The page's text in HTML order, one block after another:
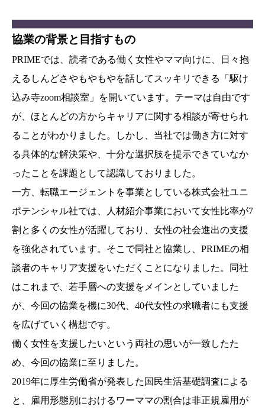
協業の背景と目指すもの
PRIMEでは、読者である働く女性やママ向けに、日々抱
えるしんどさやもやもやを話してスッキリできる「駆け
込み寺zoom相談室」を開いています。テーマは自由です
が、ほとんどの方からキャリアに関する相談が寄せられ
ることがわかりました。しかし、当社では働き方に対す
る具体的な解決策や、十分な選択肢を提示できていなか
ったことを課題として認識しておりました。
一方、転職エージェントを事業としている株式会社ユニ
ポテンシャル社では、人材紹介事業において女性比率が7
割と多くの女性が活躍しており、女性の社会進出の支援
を強化されています。そこで同社と協業し、PRIMEの相
談者のキャリア支援をいただくことになりました。同社
はこれまで、若手層への支援をメインとしていました
が、今回の協業を機に30代、40代女性の求職者にも支援
を広げていく構想です。
働く女性を支援したいという両社の思いが一致したた
め、今回の協業に至りました。
2019年に厚生労働省が発表した国民生活基礎調査による
と、雇用形態別におけるワーママの割合は非正規雇用が